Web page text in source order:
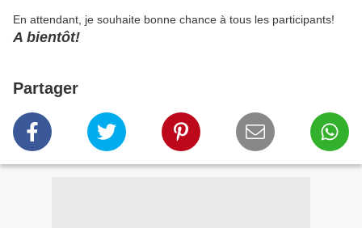
En attendant, je souhaite bonne chance à tous les participants!
A bientôt!
Partager